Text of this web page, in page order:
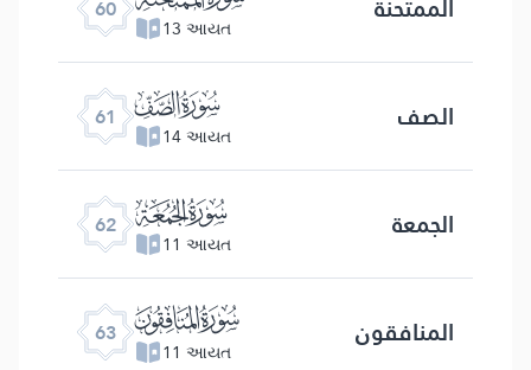
60
13 આયત
61 ﯪ
14 આયત الصف
62 ﯫ
11 આયત الجمعة
63 ﯬ
11 આયત المنافقون